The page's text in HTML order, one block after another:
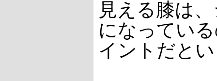
見える膝は
になってい
イントだと